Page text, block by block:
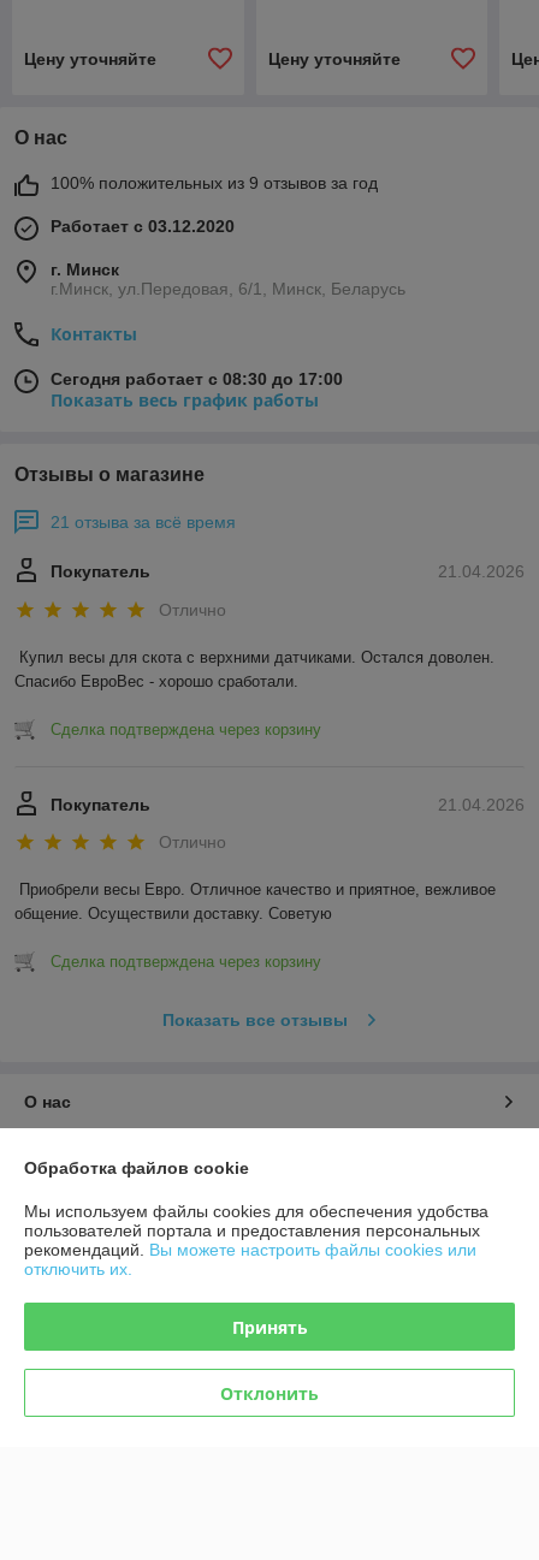
Цену уточняйте Цену уточняйте
О нас
100% положительных из 9 отзывов за год
Работает с 03.12.2020
г. Минск
г.Минск, ул.Передовая, 6/1, Минск, Беларусь
Контакты
Сегодня работает с 08:30 до 17:00
Показать весь график работы
Отзывы о магазине
21 отзыва за всё время
21.04.2026
Покупатель
Отлично
Купил весы для скота с верхними датчиками. Остался доволен.
Спасибо ЕвроВес - хорошо сработали.
Сделка подтверждена через корзину
21.04.2026
Покупатель
Отлично
Приобрели весы Евро. Отличное качество и приятное, вежливое
общение. Осуществили доставку. Советую
Сделка подтверждена через корзину
Показать все отзывы
О нас
Контакты
Доставка и оплата
График работы
Политика обработки cookies
Обработка файлов cookie
Мы используем файлы cookies для обеспечения удобства
пользователей портала и предоставления персональных
рекомендаций. Вы можете настроить файлы cookies или
отключить их.
Принять
Отклонить